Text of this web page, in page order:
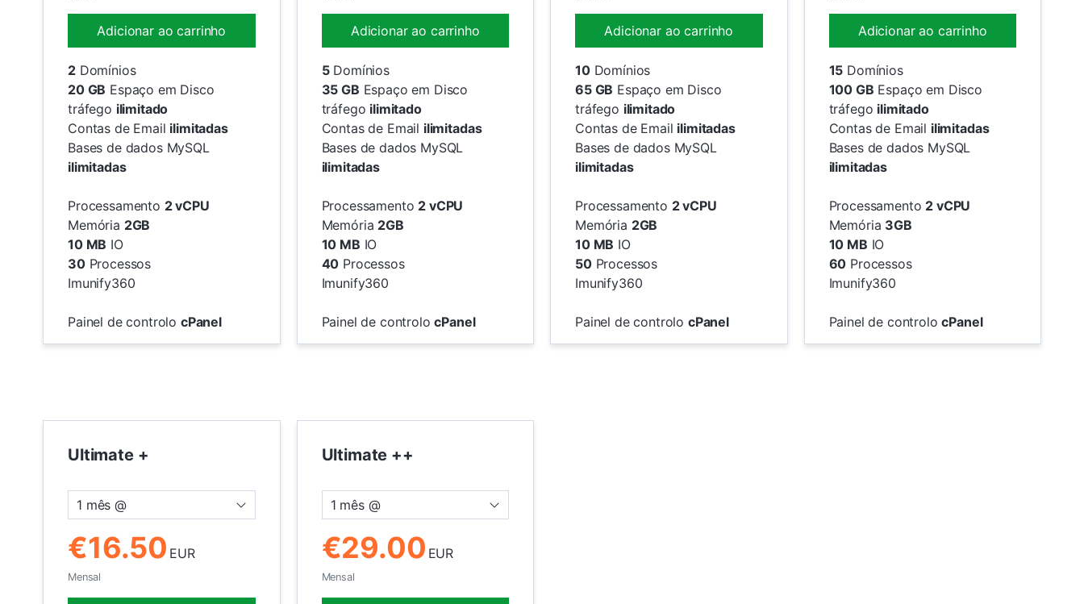
Adicionar ao carrinho
2Domínios
20 GB Espaço em Disco
tráfego ilimitado
Contas de Email ilimitadas
Bases de dados MySQL
ilimitadas
Processamento 2 vCPU
Memória 2GB
10 MB IO
30Processos
Imunify360
Painel de controlo cPanel
Adicionar ao carrinho
5Domínios
35 GB Espaço em Disco
tráfego ilimitado
Contas de Email ilimitadas
Bases de dados MySQL
ilimitadas
Processamento 2 vCPU
Memória 2GB
10 MB IO
40 Processos
Imunify360
Painel de controlocPanel
Adicionar ao carrinho
10Domínios
65 GB Espaço em Disco
tráfego ilimitado
Contas de Email ilimitadas
Bases de dados MySQL
ilimitadas
Processamento 2 vCPU
Memória 2GB
10 MB IO
50Processos
Imunify360
Painel de controlo cPanel
Adicionar ao carrinho
15 Domínios
100 GB Espaço em Disco
tráfego ilimitado
Contas de Email ilimitadas
Bases de dados MySQL
ilimitadas
Processamento 2 vCPU
Memória 3GB
10 MB IO
60 Processos
Imunify360
Painel de controlocPanel
Ultimate +
1 mês @
€16.50 EUR
Mensal
Ultimate ++
1 mês @
€29.00 EUR
Mensal